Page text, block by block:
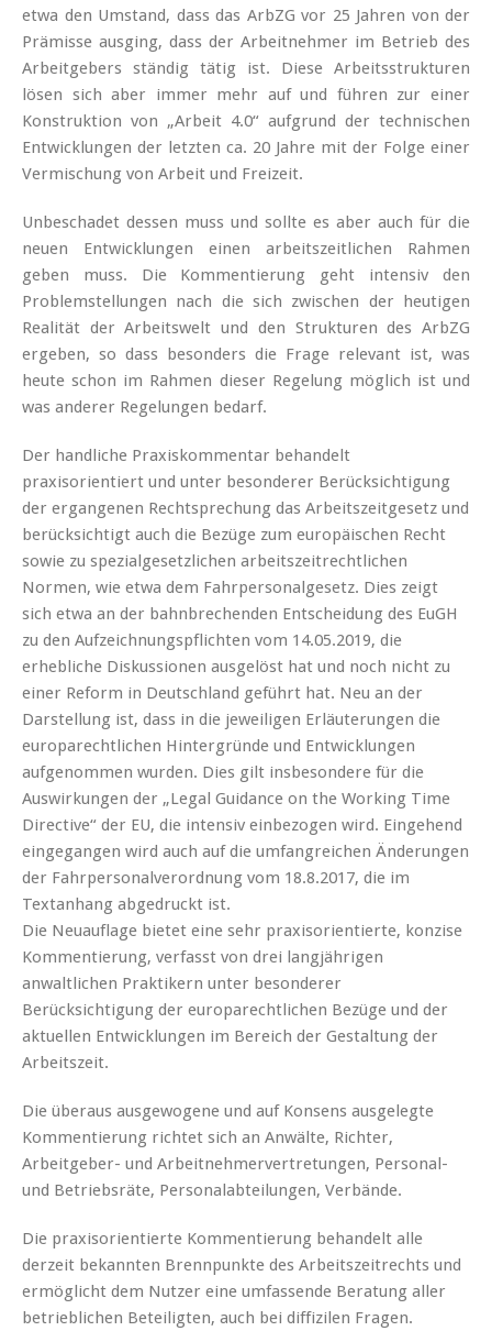
etwa den Umstand, dass das ArbZG vor 25 Jahren von der
Prämisse ausging, dass der Arbeitnehmer im Betrieb des
Arbeitgebers ständig tätig ist. Diese Arbeitsstrukturen
lösen sich aber immer mehr auf und führen zur einer
Konstruktion von „Arbeit 4.0“ aufgrund der technischen
Entwicklungen der letzten ca. 20 Jahre mit der Folge einer
Vermischung von Arbeit und Freizeit.
Unbeschadet dessen muss und sollte es aber auch für die
neuen Entwicklungen einen arbeitszeitlichen Rahmen
geben muss. Die Kommentierung geht intensiv den
Problemstellungen nach die sich zwischen der heutigen
Realität der Arbeitswelt und den Strukturen des ArbZG
ergeben, so dass besonders die Frage relevant ist, was
heute schon im Rahmen dieser Regelung möglich ist und
was anderer Regelungen bedarf.
Der handliche Praxiskommentar behandelt
praxisorientiert und unter besonderer Berücksichtigung
der ergangenen Rechtsprechung das Arbeitszeitgesetz und
berücksichtigt auch die Bezüge zum europäischen Recht
sowie zu spezialgesetzlichen arbeitszeitrechtlichen
Normen, wie etwa dem Fahrpersonalgesetz. Dies zeigt
sich etwa an der bahnbrechenden Entscheidung des EuGH
zu den Aufzeichnungspflichten vom 14.05.2019, die
erhebliche Diskussionen ausgelöst hat und noch nicht zu
einer Reform in Deutschland geführt hat. Neu an der
Darstellung ist, dass in die jeweiligen Erläuterungen die
europarechtlichen Hintergründe und Entwicklungen
aufgenommen wurden. Dies gilt insbesondere für die
Auswirkungen der „Legal Guidance on the Working Time
Directive“ der EU, die intensiv einbezogen wird. Eingehend
eingegangen wird auch auf die umfangreichen Änderungen
der Fahrpersonalverordnung vom 18.8.2017, die im
Textanhang abgedruckt ist.
Die Neuauflage bietet eine sehr praxisorientierte, konzise
Kommentierung, verfasst von drei langjährigen
anwaltlichen Praktikern unter besonderer
Berücksichtigung der europarechtlichen Bezüge und der
aktuellen Entwicklungen im Bereich der Gestaltung der
Arbeitszeit.
Die überaus ausgewogene und auf Konsens ausgelegte
Kommentierung richtet sich an Anwälte, Richter,
Arbeitgeber- und Arbeitnehmervertretungen, Personal-
und Betriebsräte, Personalabteilungen, Verbände.
Die praxisorientierte Kommentierung behandelt alle
derzeit bekannten Brennpunkte des Arbeitszeitrechts und
ermöglicht dem Nutzer eine umfassende Beratung aller
betrieblichen Beteiligten, auch bei diffizilen Fragen.